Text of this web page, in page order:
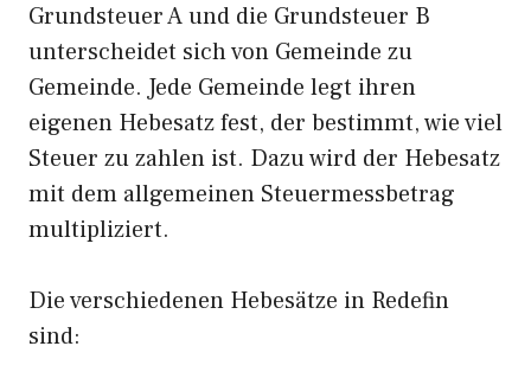
Grundsteuer A und die Grundsteuer B
unterscheidet sich von Gemeinde zu
Gemeinde. Jede Gemeinde legt ihren
eigenen Hebesatz fest, der bestimmt, wie viel
Steuer zu zahlen ist. Dazu wird der Hebesatz
mit dem allgemeinen Steuermessbetrag
multipliziert.
Die verschiedenen Hebesätze in Redefin
sind: